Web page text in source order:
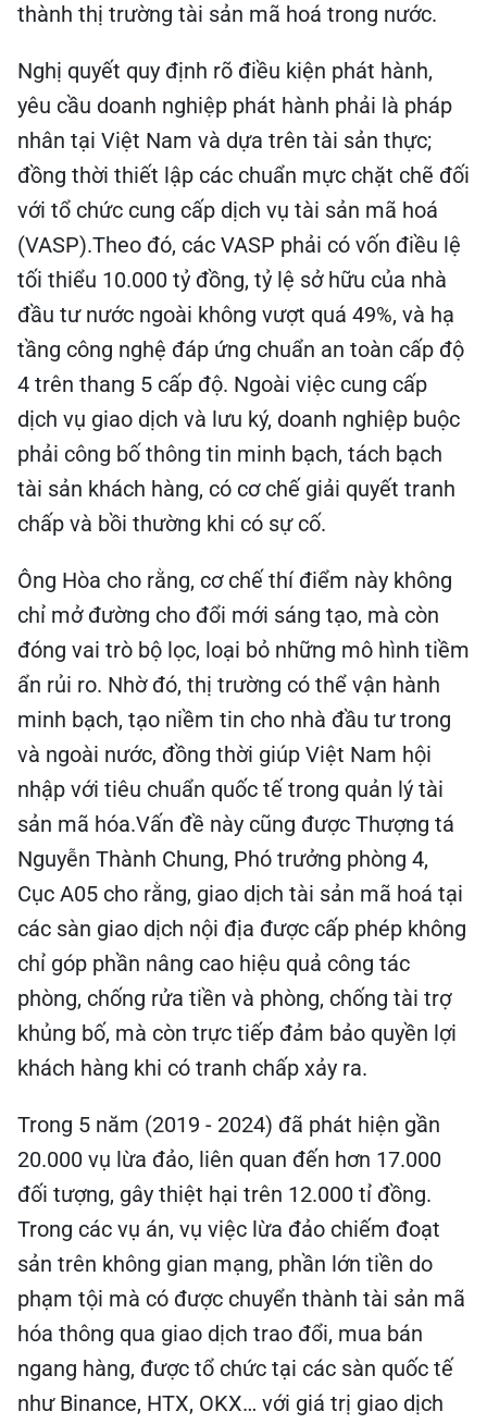
thành thị trường tài sản mã hoá trong nước.
Nghị quyết quy định rõ điều kiện phát hành,
yêu cầu doanh nghiệp phát hành phải là pháp
nhân tại Việt Nam và dựa trên tài sản thực;
đồng thời thiết lập các chuẩn mực chặt chẽ đối
với tổ chức cung cấp dịch vụ tài sản mã hoá
(VASP).Theo đó, các VASP phải có vốn điều lệ
tối thiểu 10.000 tỷ đồng, tỷ lệ sở hữu của nhà
đầu tư nước ngoài không vượt quá 49%, và hạ
tầng công nghệ đáp ứng chuẩn an toàn cấp độ
4 trên thang 5 cấp độ. Ngoài việc cung cấp
dịch vụ giao dịch và lưu ký, doanh nghiệp buộc
phải công bố thông tin minh bạch, tách bạch
tài sản khách hàng, có cơ chế giải quyết tranh
chấp và bồi thường khi có sự cố.
Ông Hòa cho rằng, cơ chế thí điểm này không
chỉ mở đường cho đổi mới sáng tạo, mà còn
đóng vai trò bộ lọc, loại bỏ những mô hình tiềm
ẩn rủi ro. Nhờ đó, thị trường có thể vận hành
minh bạch, tạo niềm tin cho nhà đầu tư trong
và ngoài nước, đồng thời giúp Việt Nam hội
nhập với tiêu chuẩn quốc tế trong quản lý tài
sản mã hóa.Vấn đề này cũng được Thượng tá
Nguyễn Thành Chung, Phó trưởng phòng 4,
Cục A05 cho rằng, giao dịch tài sản mã hoá tại
các sàn giao dịch nội địa được cấp phép không
chỉ góp phần nâng cao hiệu quả công tác
phòng, chống rửa tiền và phòng, chống tài trợ
khủng bố, mà còn trực tiếp đảm bảo quyền lợi
khách hàng khi có tranh chấp xảy ra.
Trong 5 năm (2019 - 2024) đã phát hiện gần
20.000 vụ lừa đảo, liên quan đến hơn 17.000
đối tượng, gây thiệt hại trên 12.000 tỉ đồng.
Trong các vụ án, vụ việc lừa đảo chiếm đoạt
sản trên không gian mạng, phần lớn tiền do
phạm tội mà có được chuyển thành tài sản mã
hóa thông qua giao dịch trao đổi, mua bán
ngang hàng, được tổ chức tại các sàn quốc tế
như Binance, HTX, OKX… với giá trị giao dịch